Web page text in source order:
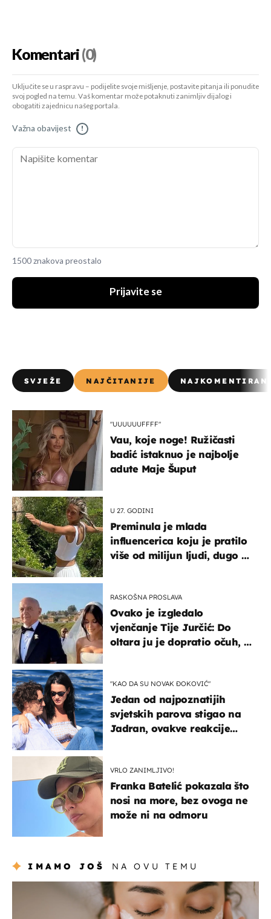
Komentari(0)
Uključite se u raspravu – podijelite svoje mišljenje, postavite pitanja ili ponudite
svoj pogled na temu. Vaš komentar može potaknuti zanimljiv dijalog i
obogatiti zajednicu našeg portala.
Važna obavijest !
1500 znakova preostalo
Prijavite se
SVJEŽE NAJČITANIJE
"UUUUUUFFFF"
Vau, koje noge! Ružičasti
badić istaknuo je najbolje
adute Maje Šuput
U 27. GODINI
Preminula je mlada
influencerica koju je pratilo
više od milijun ljudi, dugo se
RASKOŠNA PROSLAVA
Ovako je izgledalo
vjenčanje Tije Jurčić: Do
oltara ju je dopratio očuh, a
"KAO DA SU NOVAK ĐOKOVIĆ"
Jedan od najpoznatijih
svjetskih parova stigao na
Jadran, ovakve reakcije
VRLO ZANIMLJIVO!
Franka Batelić pokazala što
nosi na more, bez ovoga ne
može ni na odmoru
IMAMO JOŠ NA OVU TEMU
moda & ljepota